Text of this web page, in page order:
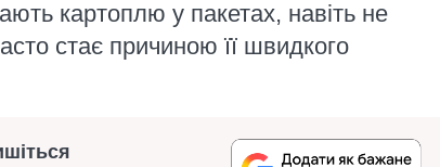
картоплю у пакетах, навіть не
стає причиною її швидкого